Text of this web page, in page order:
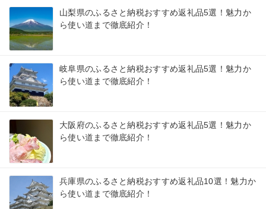
山梨県のふるさと納税おすすめ返礼品5選！魅力か
ら使い道まで徹底紹介！
岐阜県のふるさと納税おすすめ返礼品5選！魅力か
ら使い道まで徹底紹介！
大阪府のふるさと納税おすすめ返礼品5選！魅力か
ら使い道まで徹底紹介！
兵庫県のふるさと納税おすすめ返礼品10選！魅力か
ら使い道まで徹底紹介！